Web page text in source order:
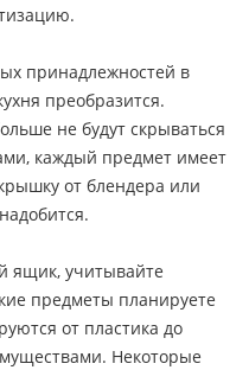
принадлежностей в
преобразится.
не будут скрываться
каждый предмет имеет
от блендера или
ящик, учитывайте
предметы планируете
от пластика до
Некоторые